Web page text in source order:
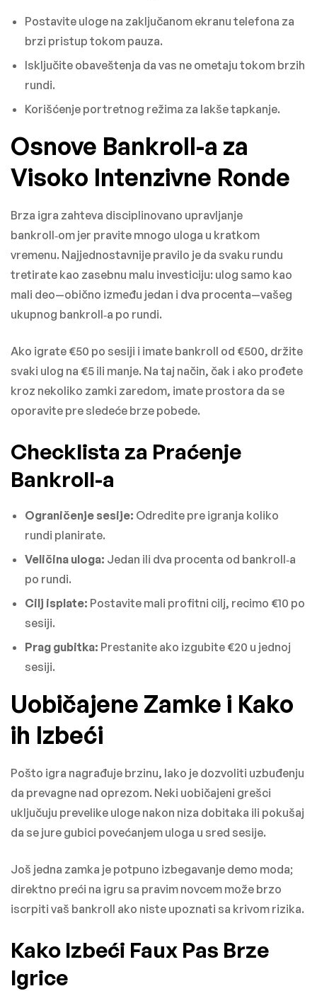
Postavite uloge na zaključanom ekranu telefona za
brzi pristup tokom pauza.
Isključite obaveštenja da vas ne ometaju tokom brzih
rundi.
Korišćenje portretnog režima za lakše tapkanje.
Osnove Bankroll-a za
Visoko Intenzivne Ronde
Brza igra zahteva disciplinovano upravljanje
bankroll‑om jer pravite mnogo uloga u kratkom
vremenu. Najjednostavnije pravilo je da svaku rundu
tretirate kao zasebnu malu investiciju: ulog samo kao
mali deo—obično između jedan i dva procenta—vašeg
ukupnog bankroll‑a po rundi.
Ako igrate €50 po sesiji i imate bankroll od €500, držite
svaki ulog na €5 ili manje. Na taj način, čak i ako prođete
kroz nekoliko zamki zaredom, imate prostora da se
oporavite pre sledeće brze pobede.
Checklista za Praćenje
Bankroll-a
Ograničenje sesije: Odredite pre igranja koliko
rundi planirate.
Veličina uloga: Jedan ili dva procenta od bankroll‑a
po rundi.
Cilj isplate: Postavite mali profitni cilj, recimo €10 po
sesiji.
Prag gubitka: Prestanite ako izgubite €20 u jednoj
sesiji.
Uobičajene Zamke i Kako
ih Izbeći
Pošto igra nagrađuje brzinu, lako je dozvoliti uzbuđenju
da prevagne nad oprezom. Neki uobičajeni grešci
uključuju prevelike uloge nakon niza dobitaka ili pokušaj
da se jure gubici povećanjem uloga u sred sesije.
Još jedna zamka je potpuno izbegavanje demo moda;
direktno preći na igru sa pravim novcem može brzo
iscrpiti vaš bankroll ako niste upoznati sa krivom rizika.
Kako Izbeći Faux Pas Brze
Igrice